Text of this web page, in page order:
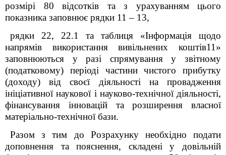
розмірі 80 відсотків та з урахуванням цього
показника заповнює рядки 11 – 13,
рядки 22, 22.1 та таблиця «Інформація щодо
напрямів використання вивільнених коштів11 »
заповнюються у разі спрямування у звітному
(податковому) періоді частиничистого прибутку
(доходу) від своєї діяльності на провадження
ініціативної наукової і науково-технічної діяльності,
фінансування інновацій та розширення власної
матеріально-технічної бази.
Разом з тим до Розрахунку необхідно подати
доповнення та пояснення, складені у довільній